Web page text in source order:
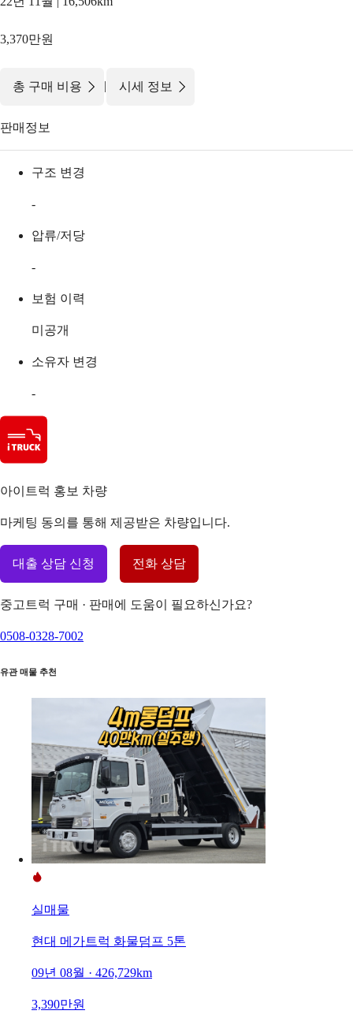
3,370만원
총 구매 비용 | 시세 정보
판매정보
구조 변경
-
압류/저당
-
보험 이력
미공개
소유자 변경
-
아이트럭 홍보 차량
마케팅 동의를 통해 제공받은 차량입니다.
대출 상담 신청 전화 상담
중고트럭 구매 · 판매에 도움이 필요하신가요?
0508-0328-7002
유관 매물 추천
실매물
현대 메가트럭 화물덤프 5톤
09년 08월 · 426,729km
3,390만원